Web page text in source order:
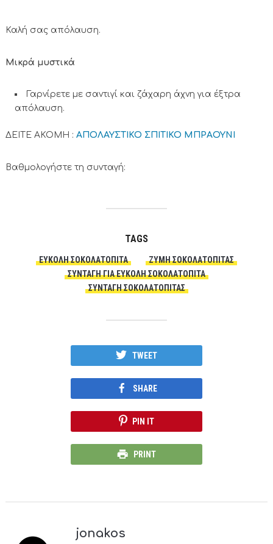
Καλή σας απόλαυση.
Μικρά μυστικά
Γαρνίρετε με σαντιγί και ζάχαρη άχνη για έξτρα
απόλαυση.
ΔΕΙΤΕ ΑΚΟΜΗ : ΑΠΟΛΑΥΣΤΙΚΟ ΣΠΙΤΙΚΟ ΜΠΡΑΟΥΝΙ
Βαθμολογήστε τη συνταγή:
TAGS
ΕΎΚΟΛΗ ΣΟΚΟΛΑΤΌΠΙΤΑ
ΖΎΜΗ ΣΟΚΟΛΑΤΟΠΙΤΑΣ
ΣΥΝΤΑΓΉ ΓΙΑ ΕΎΚΟΛΗ ΣΟΚΟΛΑΤΌΠΙΤΑ
ΣΥΝΤΑΓΗ ΣΟΚΟΛΑΤΟΠΙΤΑΣ
TWEET
SHARE
PIN IT
PRINT
jonakos